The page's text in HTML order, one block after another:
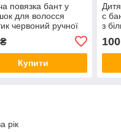
повязка бант у
для волосся
червоний ручної
на голову канзаші
Купити
с
з
100
рік